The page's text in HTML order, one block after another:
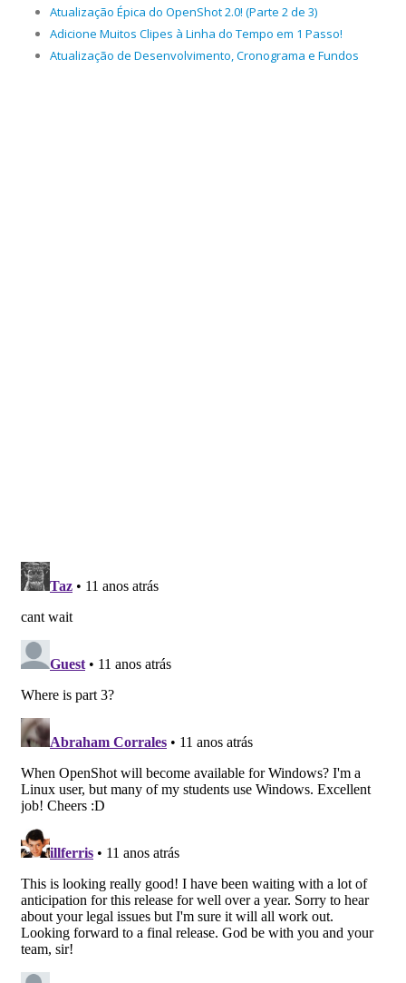
Atualização Épica do OpenShot 2.0! (Parte 2 de 3)
Adicione Muitos Clipes à Linha do Tempo em 1 Passo!
Atualização de Desenvolvimento, Cronograma e Fundos